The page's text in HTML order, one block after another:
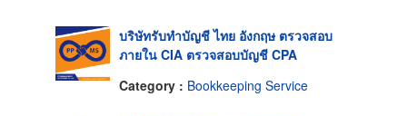
บริษัทรับทําบัญชี ไทย อังกฤษ ตรวจสอบ
ภายใน CIA ตรวจสอบบัญชี CPA
Category : Bookkeeping Service